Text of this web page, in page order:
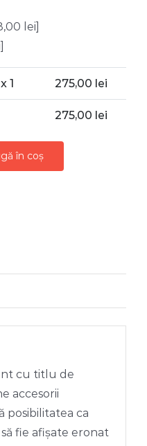
lei]
1 275,00 lei
275,00 lei
în coș
cu titlu de
accesorii
posibilitatea ca
fie afișate eronat